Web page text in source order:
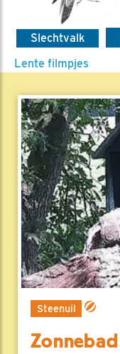
Slechtvalk
Lente filmpjes
Steenuil
Zonnebad